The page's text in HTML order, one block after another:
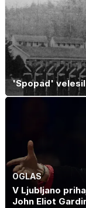
'Spopad'
OGLAS
V Ljubljano
John Eliot